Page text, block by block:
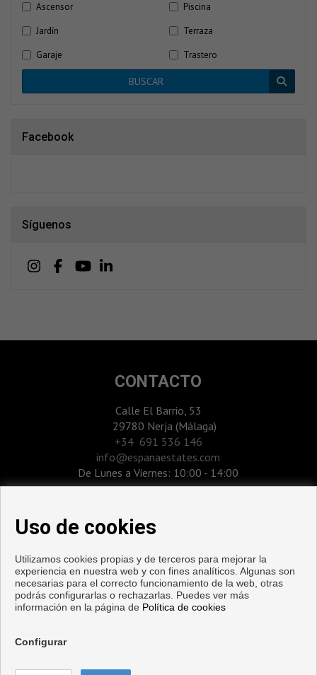
Ascensor
Piscina
Jardín
Terraza
Garaje
Trastero
BUSCAR
Facebook
Síguenos
CONTACTO
Calle El Barrio, 53
29780 Nerja (Málaga)
‎+34 691 536 146
info@espanaestates.com
De Lunes a Viernes: 10:00 - 14:00
Uso de cookies
Utilizamos cookies propias y de terceros para mejorar la
experiencia en nuestra web y con fines analíticos. Algunas son
necesarias para el correcto funcionamiento de la web, otras
podrás configurarlas o rechazarlas. Puedes ver más
información en la página de Política de cookies
Configurar